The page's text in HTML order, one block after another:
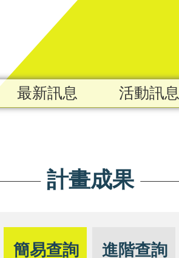
最新訊息 活動訊息
計畫成果
簡易查詢 進階查詢